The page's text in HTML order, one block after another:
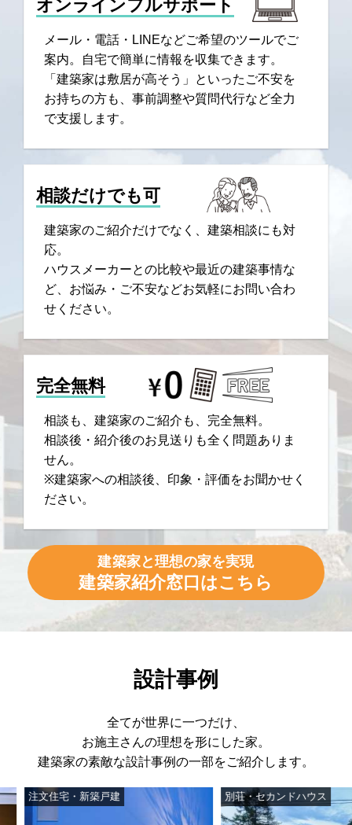
オンラインフルサポート
メール・電話・LINEなどご希望のツールでご
案内。自宅で簡単に情報を収集できます。
「建築家は敷居が高そう」といったご不安を
お持ちの方も、事前調整や質問代行など全力
で支援します。
相談だけでも可
建築家のご紹介だけでなく、建築相談にも対
応。
ハウスメーカーとの比較や最近の建築事情な
ど、お悩み・ご不安などお気軽にお問い合わ
せください。
完全無料
相談も、建築家のご紹介も、完全無料。
相談後・紹介後のお見送りも全く問題ありま
せん。
※建築家への相談後、印象・評価をお聞かせく
ださい。
建築家と理想の家を実現
建築家紹介窓口はこちら
設計事例
全てが世界に一つだけ、
お施主さんの理想を形にした家。
建築家の素敵な設計事例の一部をご紹介します。
注文住宅・新築戸建 別荘・セカンドハウス